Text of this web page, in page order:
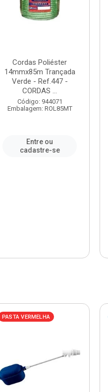
Cordas Poliéster
14mmx85m Trançada
Verde - Ref.447 -
CORDAS ...
Código: 944071
Embalagem: ROL85MT
Entre ou
cadastre-se
PASTA VERMELHA